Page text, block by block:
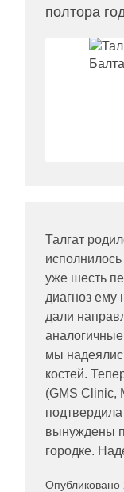
полтора
Талгат
уже шесть
диагноз ему
дали
мы
костей.
(GMS Clinic,
вынуждены
городке.